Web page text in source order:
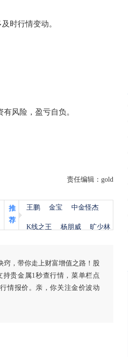
时行情变动。
风险，盈亏自负。
责任编辑：gold
推
荐
王鹏 金宝 中金怪杰
K线之王 杨朋威 旷少林
窍，带你走上财富增值之路！股
贵金属1秒查行情，菜单栏点
情报价。亲，你关注金价波动